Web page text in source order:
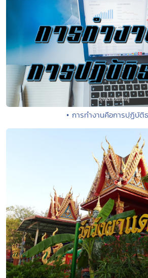
• การทำงานคือการปฺฏิบัติ